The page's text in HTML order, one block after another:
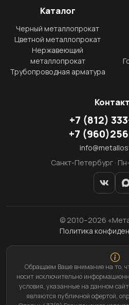
Каталог
Черный металлопрокат
Цветной металлопрокат
Нержавеющий
металлопрокат
Трубопроводная арматура
+7 (812)
+7 (960)
Санкт-Петербург ·
© 2010–2026
Политика
Обращаем Ваше внимание на то,
носит исключительно
условия, указанные на данном
являются публичной офертой,